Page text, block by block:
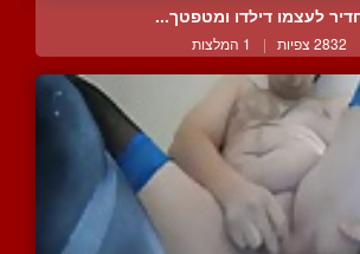
לעצמו דילדו ומטפטך...
2832 צפיות | 1 המלצות